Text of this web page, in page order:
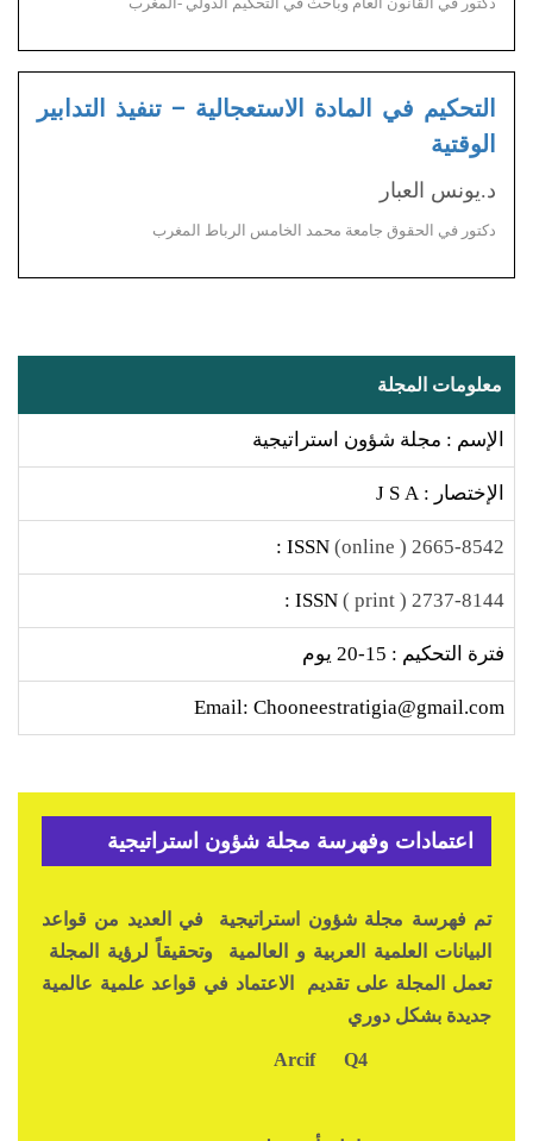
التحكيم في المادة الاستعجالية – تنفيذ التدابير
الوقتية
د.يونس العبار
دكتور في الحقوق جامعة محمد الخامس الرباط المغرب
معلومات المجلة
الإسم : مجلة شؤون استراتيجية
الإختصار : J S A
2665-8542 ( online)
2737-8144 ( print )
فترة التحكيم : 15-20 يوم
Email: Chooneestratigia@gmail.com
اعتمادات وفهرسة مجلة شؤون استراتيجية
تم فهرسة مجلة شؤون استراتيجية في العديد من قواعد
البيانات العلمية العربية و العالمية وتحقيقاً لرؤية المجلة
تعمل المجلة على تقديم الاعتماد في قواعد علمية عالمية
جديدة بشكل دوري
Q4